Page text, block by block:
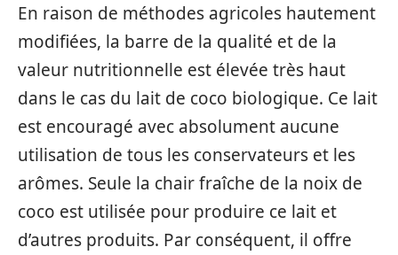
En raison de méthodes agricoles hautement
modifiées, la barre de la qualité et de la
valeur nutritionnelle est élevée très haut
dans le cas du lait de coco biologique. Ce lait
est encouragé avec absolument aucune
utilisation de tous les conservateurs et les
arômes. Seule la chair fraîche de la noix de
coco est utilisée pour produire ce lait et
d’autres produits. Par conséquent, il offre